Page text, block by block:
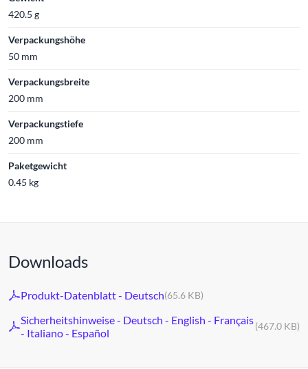
420.5 g
Verpackungshöhe
50 mm
Verpackungsbreite
200 mm
Verpackungstiefe
200 mm
Paketgewicht
0.45 kg
Downloads
Produkt-Datenblatt - Deutsch(65.6 KB)
Sicherheitshinweise - Deutsch - English - Français
- Italiano - Español
(467.0 KB)